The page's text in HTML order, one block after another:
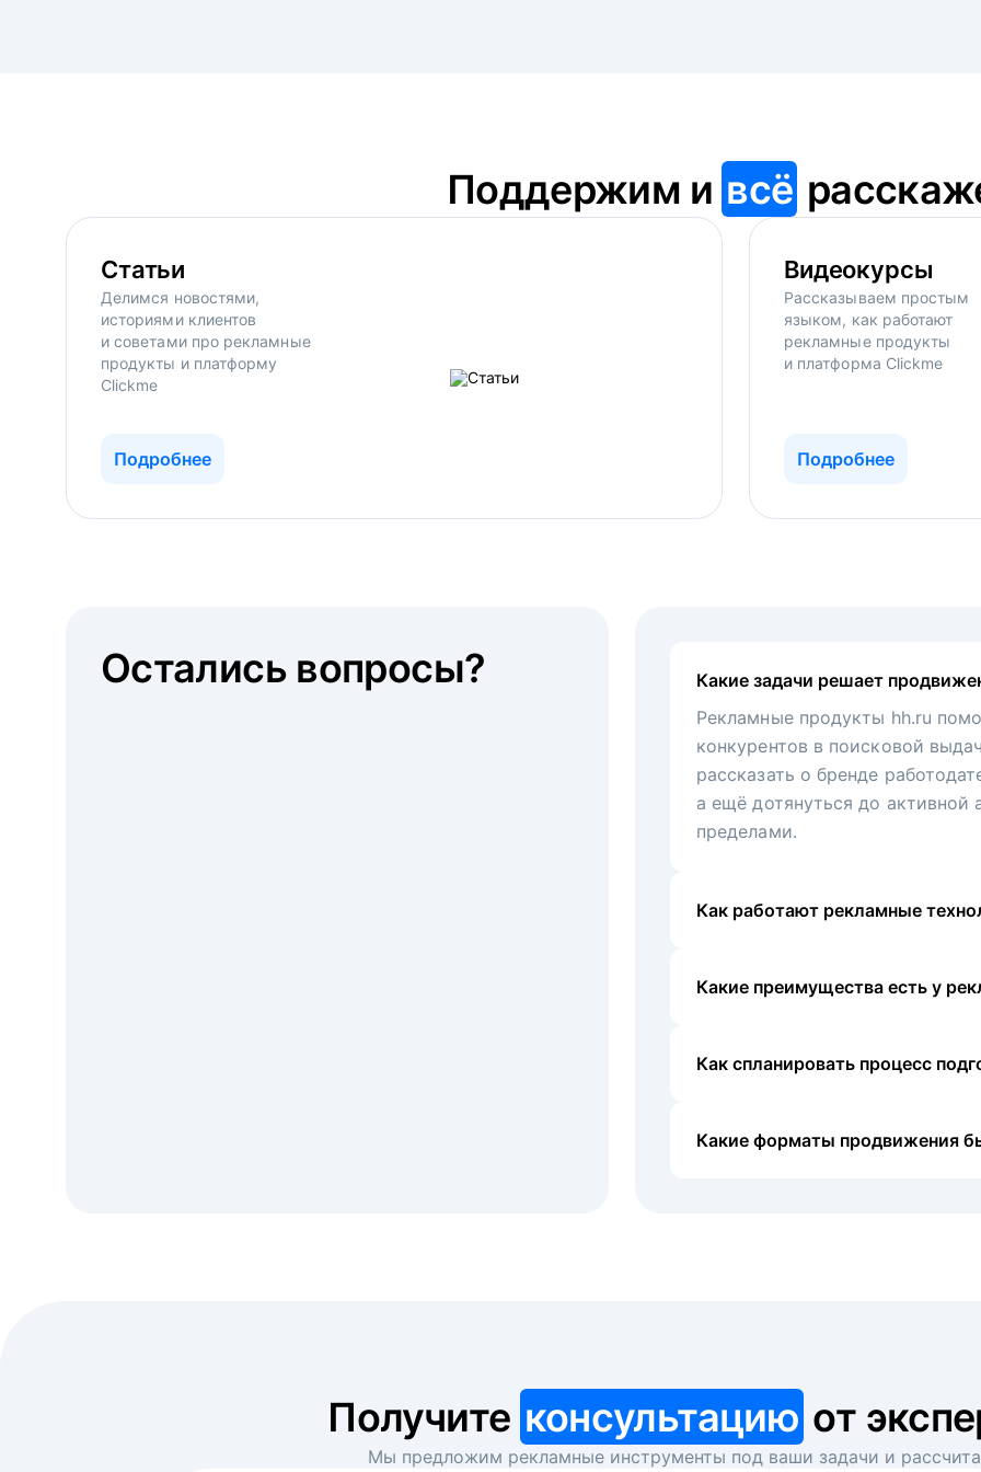
Поддержим и всё
Статьи
Делимся новостями,
историями клиентов
и советами про рекламные
продукты и платформу
Clickme
Подробнее
Видеокурсы
Рассказываем простым
языком, как работают
рекламные продукты
и платформа Clickme
Подробнее
Какие задачи решает
Рекламные продукты hh.ru
конкурентов в поисковой
рассказать о бренде
а ещё дотянуться до активной
пределами.
Как работают рекламные
Какие преимущества есть у
Как спланировать процесс
Какие форматы продвижения
Остались вопросы?
Получите консультацию от
Мы предложим рекламные инструменты под ваши задачи и